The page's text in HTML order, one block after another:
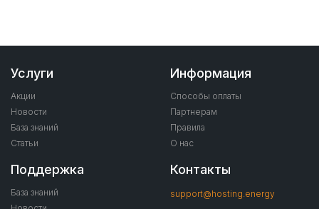
Услуги
Акции
Новости
База знаний
Статьи
Информация
Способы оплаты
Партнерам
Правила
О нас
Поддержка
База знаний
Контакты
support@hosting.energy